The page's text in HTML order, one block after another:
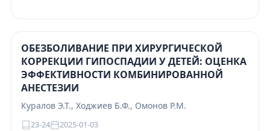
ОБЕЗБОЛИВАНИЕ ПРИ ХИРУРГИЧЕСКОЙ
КОРРЕКЦИИ ГИПОСПАДИИ У ДЕТЕЙ: ОЦЕНКА
ЭФФЕКТИВНОСТИ КОМБИНИРОВАННОЙ
АНЕСТЕЗИИ
Куралов Э.Т., Ходжиев Б.Ф., Омонов Р.М.
23-24 2025-01-03